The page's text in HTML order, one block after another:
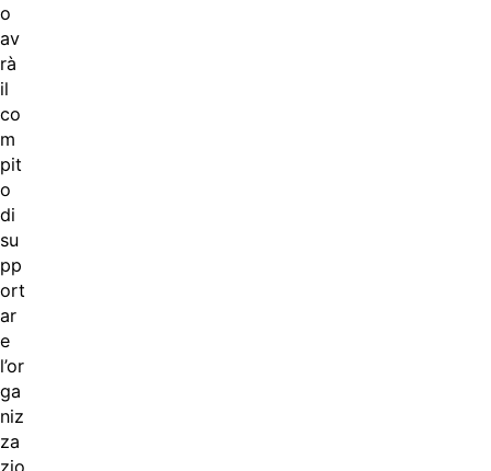
o
av
rà
il
co
m
pit
o
di
su
pp
ort
ar
e
l’or
ga
niz
za
zio